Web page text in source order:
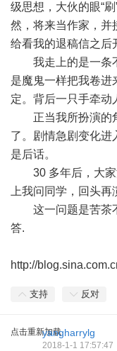
级思想，大伙的眼“
然，将来当作家，并
给看我的退稿信之后
我走上的是一条不
是魔鬼一样把我卷进
定。背后一只手牵动
正当我所扮演的角
了。剧情急剧变化进
是后话。
30 多年后，大家
上我问同学，回头
这一问题是苦茶不
答.
http://
支持 反对
点击重新加载yangharrylg
2018-1-1 17:57:47